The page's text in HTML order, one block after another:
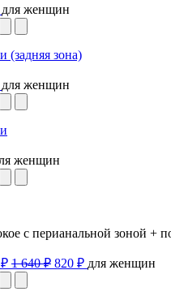
для женщин
(задняя зона)
для женщин
женщин
с перианальной зоной +
1 640 ₽ 820 ₽ для женщин